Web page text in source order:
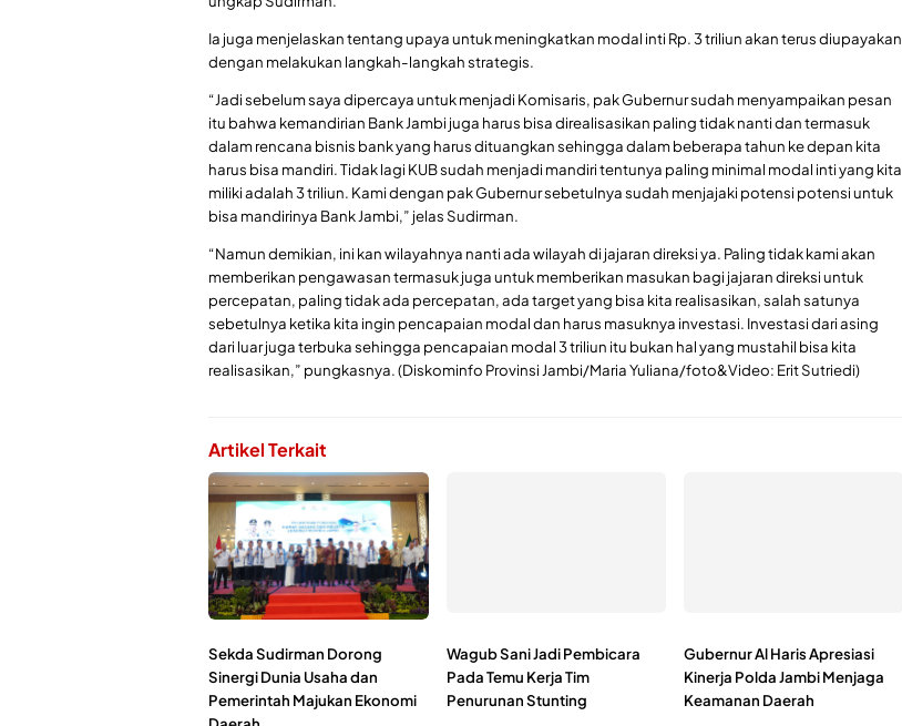
Ia juga menjelaskan tentang upaya untuk meningkatkan modal inti Rp. 3 triliun akan terus diupayakan
dengan melakukan langkah-langkah strategis.
“Jadi sebelum saya dipercaya untuk menjadi Komisaris, pak Gubernur sudah menyampaikan pesan
itu bahwa kemandirian Bank Jambi juga harus bisa direalisasikan paling tidak nanti dan termasuk
dalam rencana bisnis bank yang harus dituangkan sehingga dalam beberapa tahun ke depan kita
harus bisa mandiri. Tidak lagi KUB sudah menjadi mandiri tentunya paling minimal modal inti yang kita
miliki adalah 3 triliun. Kami dengan pak Gubernur sebetulnya sudah menjajaki potensi potensi untuk
bisa mandirinya Bank Jambi,” jelas Sudirman.
“Namun demikian, ini kan wilayahnya nanti ada wilayah di jajaran direksi ya. Paling tidak kami akan
memberikan pengawasan termasuk juga untuk memberikan masukan bagi jajaran direksi untuk
percepatan, paling tidak ada percepatan, ada target yang bisa kita realisasikan, salah satunya
sebetulnya ketika kita ingin pencapaian modal dan harus masuknya investasi. Investasi dari asing
dari luar juga terbuka sehingga pencapaian modal 3 triliun itu bukan hal yang mustahil bisa kita
realisasikan,” pungkasnya. (Diskominfo Provinsi Jambi/Maria Yuliana/foto&Video: Erit Sutriedi)
Artikel Terkait
Sekda Sudirman Dorong
Sinergi Dunia Usaha dan
Pemerintah Majukan Ekonomi
Wagub Sani Jadi Pembicara
Pada Temu Kerja Tim
Penurunan Stunting
Gubernur Al Haris Apresiasi
Kinerja Polda Jambi Menjaga
Keamanan Daerah